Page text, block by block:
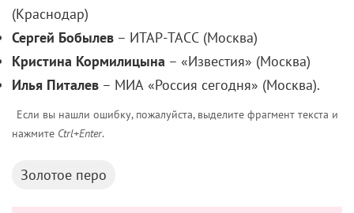
(Краснодар)
Сергей Бобылев – ИТАР-ТАСС (Москва)
Кристина Кормилицына – «Известия» (Москва)
Илья Питалев – МИА «Россия сегодня» (Москва).
Если вы нашли ошибку, пожалуйста, выделите фрагмент текста и
нажмите Ctrl+Enter.
Золотое перо